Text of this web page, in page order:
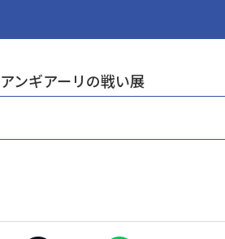
ンギアーリの戦い展